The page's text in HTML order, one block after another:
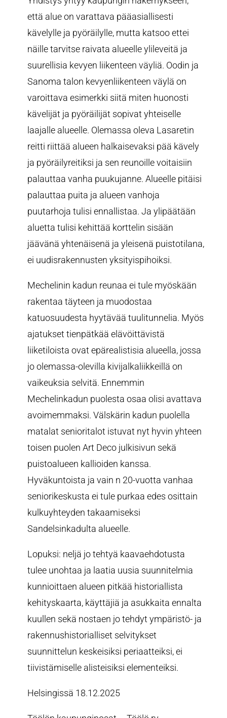
että alue on varattava pääasiallisesti
kävelylle ja pyöräilylle, mutta katsoo ettei
näille tarvitse raivata alueelle ylileveitä ja
suurellisia kevyen liikenteen väyliä. Oodin ja
Sanoma talon kevyenliikenteen väylä on
varoittava esimerkki siitä miten huonosti
kävelijät ja pyöräilijät sopivat yhteiselle
laajalle alueelle. Olemassa oleva Lasaretin
reitti riittää alueen halkaisevaksi pää kävely
ja pyöräilyreitiksi ja sen reunoille voitaisiin
palauttaa vanha puukujanne. Alueelle pitäisi
palauttaa puita ja alueen vanhoja
puutarhoja tulisi ennallistaa. Ja ylipäätään
aluetta tulisi kehittää korttelin sisään
jäävänä yhtenäisenä ja yleisenä puistotilana,
ei uudisrakennusten yksityispihoiksi.
Mechelinin kadun reunaa ei tule myöskään
rakentaa täyteen ja muodostaa
katuosuudesta hyytävää tuulitunnelia. Myös
ajatukset tienpätkää elävöittävistä
liiketiloista ovat epärealistisia alueella, jossa
jo olemassa-olevilla kivijalkaliikkeillä on
vaikeuksia selvitä. Ennemmin
Mechelinkadun puolesta osaa olisi avattava
avoimemmaksi. Välskärin kadun puolella
matalat senioritalot istuvat nyt hyvin yhteen
toisen puolen Art Deco julkisivun sekä
puistoalueen kallioiden kanssa.
Hyväkuntoista ja vain n 20-vuotta vanhaa
seniorikeskusta ei tule purkaa edes osittain
kulkuyhteyden takaamiseksi
Sandelsinkadulta alueelle.
Lopuksi: neljä jo tehtyä kaavaehdotusta
tulee unohtaa ja laatia uusia suunnitelmia
kunnioittaen alueen pitkää historiallista
kehityskaarta, käyttäjiä ja asukkaita ennalta
kuullen sekä nostaen jo tehdyt ympäristö- ja
rakennushistorialliset selvitykset
suunnittelun keskeisiksi periaatteiksi, ei
tiivistämiselle alisteisiksi elementeiksi.
Helsingissä 18.12.2025